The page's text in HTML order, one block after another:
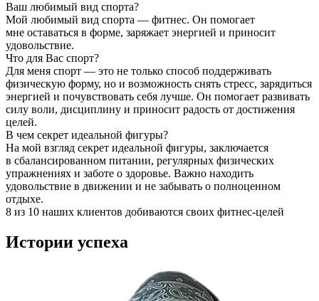
Ваш любимый вид спорта?
Мой любимый вид спорта — фитнес. Он помогает
мне оставаться в форме, заряжает энергией и приносит
удовольствие.
Что для Вас спорт?
Для меня спорт — это не только способ поддерживать
физическую форму, но и возможность снять стресс, зарядиться
энергией и почувствовать себя лучше. Он помогает развивать
силу воли, дисциплину и приносит радость от достижения
целей.
В чем секрет идеальной фигуры?
На мой взгляд секрет идеальной фигуры, заключается
в сбалансированном питании, регулярных физических
упражнениях и заботе о здоровье. Важно находить
удовольствие в движении и не забывать о полноценном
отдыхе.
8 из 10 наших клиентов добиваются своих фитнес-целей
Истории успеха